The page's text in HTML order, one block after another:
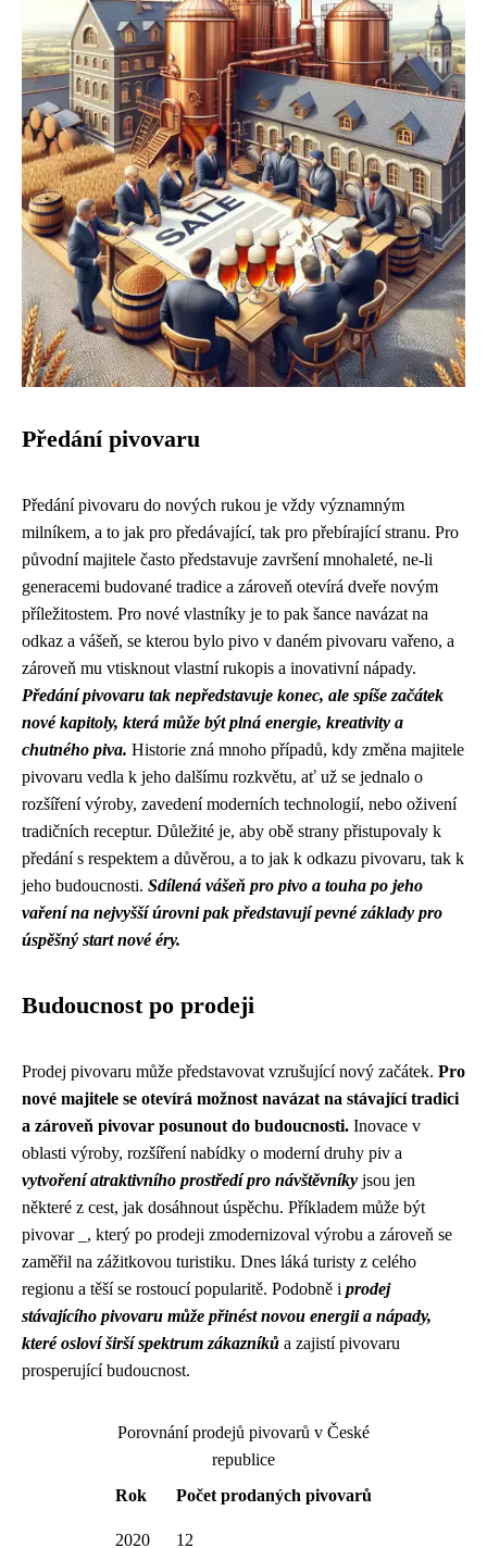
Předání pivovaru
Předání pivovaru do nových rukou je vždy významným
milníkem, a to jak pro předávající, tak pro přebírající stranu. Pro
původní majitele často představuje završení mnohaleté, ne-li
generacemi budované tradice a zároveň otevírá dveře novým
příležitostem. Pro nové vlastníky je to pak šance navázat na
odkaz a vášeň, se kterou bylo pivo v daném pivovaru vařeno, a
zároveň mu vtisknout vlastní rukopis a inovativní nápady.
Předání pivovaru tak nepředstavuje konec, ale spíše začátek
nové kapitoly, která může být plná energie, kreativity a
chutného piva. Historie zná mnoho případů, kdy změna majitele
pivovaru vedla k jeho dalšímu rozkvětu, ať už se jednalo o
rozšíření výroby, zavedení moderních technologií, nebo oživení
tradičních receptur. Důležité je, aby obě strany přistupovaly k
předání s respektem a důvěrou, a to jak k odkazu pivovaru, tak k
jeho budoucnosti. Sdílená vášeň pro pivo a touha po jeho
vaření na nejvyšší úrovni pak představují pevné základy pro
úspěšný start nové éry.
Budoucnost po prodeji
Prodej pivovaru může představovat vzrušující nový začátek. Pro
nové majitele se otevírá možnost navázat na stávající tradici
a zároveň pivovar posunout do budoucnosti. Inovace v
oblasti výroby, rozšíření nabídky o moderní druhy piv a
vytvoření atraktivního prostředí pro návštěvníky jsou jen
některé z cest, jak dosáhnout úspěchu. Příkladem může být
pivovar _, který po prodeji zmodernizoval výrobu a zároveň se
zaměřil na zážitkovou turistiku. Dnes láká turisty z celého
regionu a těší se rostoucí popularitě. Podobně i prodej
stávajícího pivovaru může přinést novou energii a nápady,
které osloví širší spektrum zákazníků a zajistí pivovaru
prosperující budoucnost.
Porovnání prodejů pivovarů v České
republice
Rok
Počet prodaných pivovarů
2020 12